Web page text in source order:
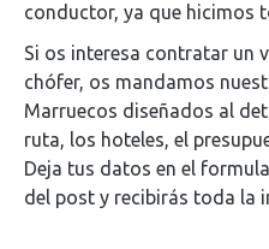
conductor, ya que hicimos
Si os interesa contratar un
chófer, os mandamos
Marruecos diseñados al
ruta, los hoteles, el
Deja tus datos en el
del post y recibirás toda la